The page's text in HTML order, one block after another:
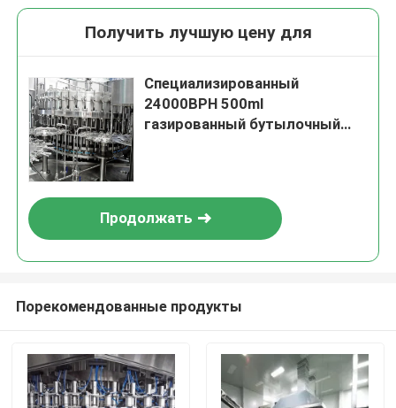
Отправить
Получить лучшую цену для
Специализированный
24000BPH 500ml
газированный бутылочный
Продолжать
Порекомендованные продукты